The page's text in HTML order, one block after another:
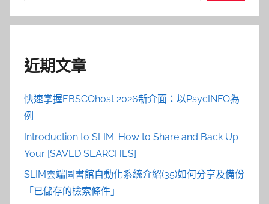
近期文章
快速掌握EBSCOhost 2026新介面：以PsycINFO為
例
Introduction to SLIM: How to Share and Back Up
Your [SAVED SEARCHES]
SLIM雲端圖書館自動化系統介紹(35)如何分享及備份
「已儲存的檢索條件」